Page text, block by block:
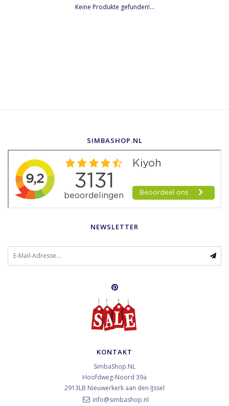
Keine Produkte gefunden!...
SIMBASHOP.NL
NEWSLETTER
KONTAKT
SimbaShop.NL
Hoofdweg-Noord 39a
2913LB Nieuwerkerk aan den IJssel
info@simbashop.nl